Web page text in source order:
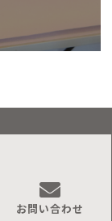
お問い合わせ